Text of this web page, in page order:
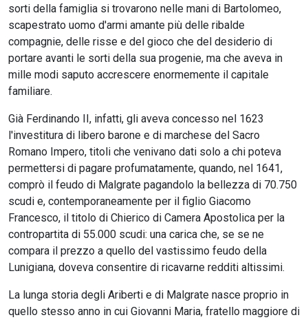
sorti della famiglia si trovarono nelle mani di Bartolomeo,
scapestrato uomo d'armi amante più delle ribalde
compagnie, delle risse e del gioco che del desiderio di
portare avanti le sorti della sua progenie, ma che aveva in
mille modi saputo accrescere enormemente il capitale
familiare.
Già Ferdinando II, infatti, gli aveva concesso nel 1623
l'investitura di libero barone e di marchese del Sacro
Romano Impero, titoli che venivano dati solo a chi poteva
permettersi di pagare profumatamente, quando, nel 1641,
comprò il feudo di Malgrate pagandolo la bellezza di 70.750
scudi e, contemporaneamente per il figlio Giacomo
Francesco, il titolo di Chierico di Camera Apostolica per la
contropartita di 55.000 scudi: una carica che, se se ne
compara il prezzo a quello del vastissimo feudo della
Lunigiana, doveva consentire di ricavarne redditi altissimi.
La lunga storia degli Ariberti e di Malgrate nasce proprio in
quello stesso anno in cui Giovanni Maria, fratello maggiore di